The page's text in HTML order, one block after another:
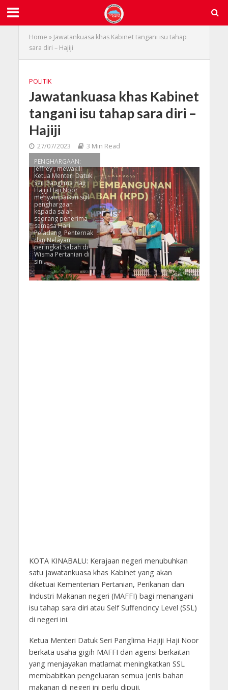
Home » Jawatankuasa khas Kabinet tangani isu tahap
sara diri – Hajiji
POLITIK
Jawatankuasa khas Kabinet
tangani isu tahap sara diri –
Hajiji
27/07/2023
3 Min Read
PENGHARGAAN:
Jeffrey , mewakili
Ketua Menteri Datuk
Seri Panglima Haji
Hajiji Haji Noor
menyampaikan sijil
penghargaan
kepada salah
seorang penerima
semasa Hari
Peladang, Penternak
dan Nelayan
peringkat Sabah di
Wisma Pertanian di
sini.
KOTA KINABALU: Kerajaan negeri menubuhkan
satu jawatankuasa khas Kabinet yang akan
diketuai Kementerian Pertanian, Perikanan dan
Industri Makanan negeri (MAFFI) bagi menangani
isu tahap sara diri atau Self Suffencincy Level (SSL)
di negeri ini.
Ketua Menteri Datuk Seri Panglima Hajiji Haji Noor
berkata usaha gigih MAFFI dan agensi berkaitan
yang menjayakan matlamat meningkatkan SSL
membabitkan pengeluaran semua jenis bahan
makanan di negeri ini perlu dipuji.